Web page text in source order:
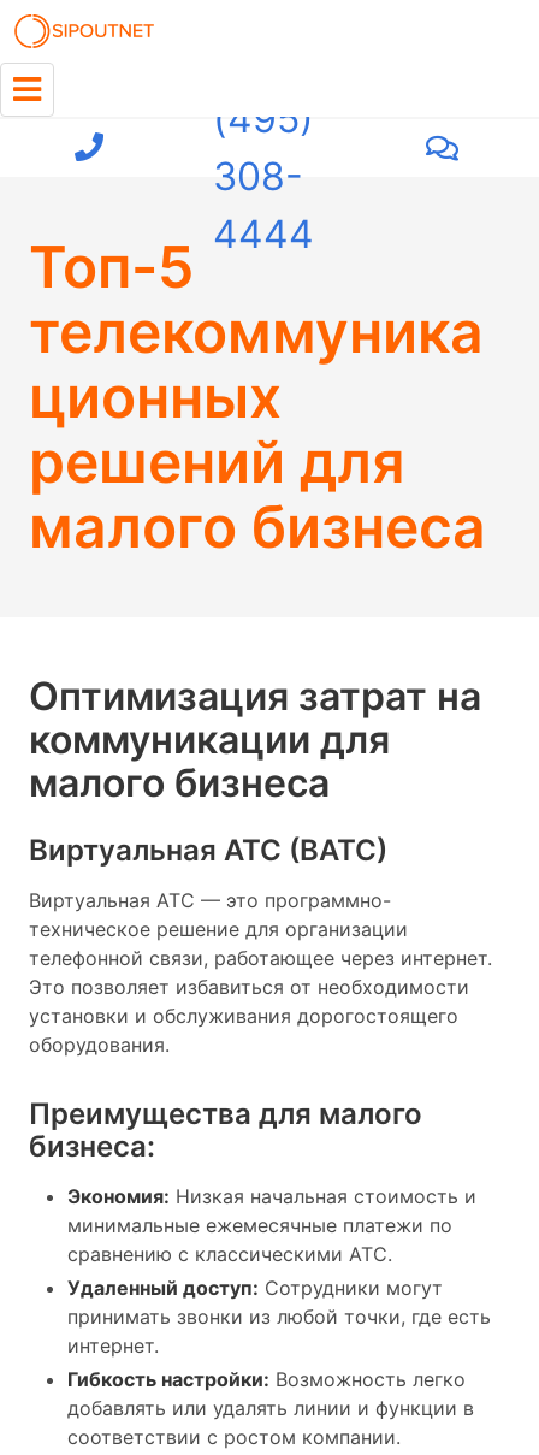
(495)
308-
4444
Топ-5
телекоммуника
ционных
решений для
малого бизнеса
Оптимизация затрат на
коммуникации для
малого бизнеса
Виртуальная АТС (ВАТС)
Виртуальная АТС — это программно-
техническое решение для организации
телефонной связи, работающее через интернет.
Это позволяет избавиться от необходимости
установки и обслуживания дорогостоящего
оборудования.
Преимущества для малого
бизнеса:
Экономия: Низкая начальная стоимость и
минимальные ежемесячные платежи по
сравнению с классическими АТС.
Удаленный доступ: Сотрудники могут
принимать звонки из любой точки, где есть
интернет.
Гибкость настройки: Возможность легко
добавлять или удалять линии и функции в
соответствии с ростом компании.